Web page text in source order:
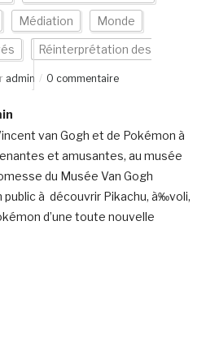
Médiation Monde
Réinterprétation des
admin 0 commentaire
van Gogh et de Pokémon à
et amusantes, au musée
du Musée Van Gogh
public à découvrir Pikachu, à‰voli,
d’une toute nouvelle